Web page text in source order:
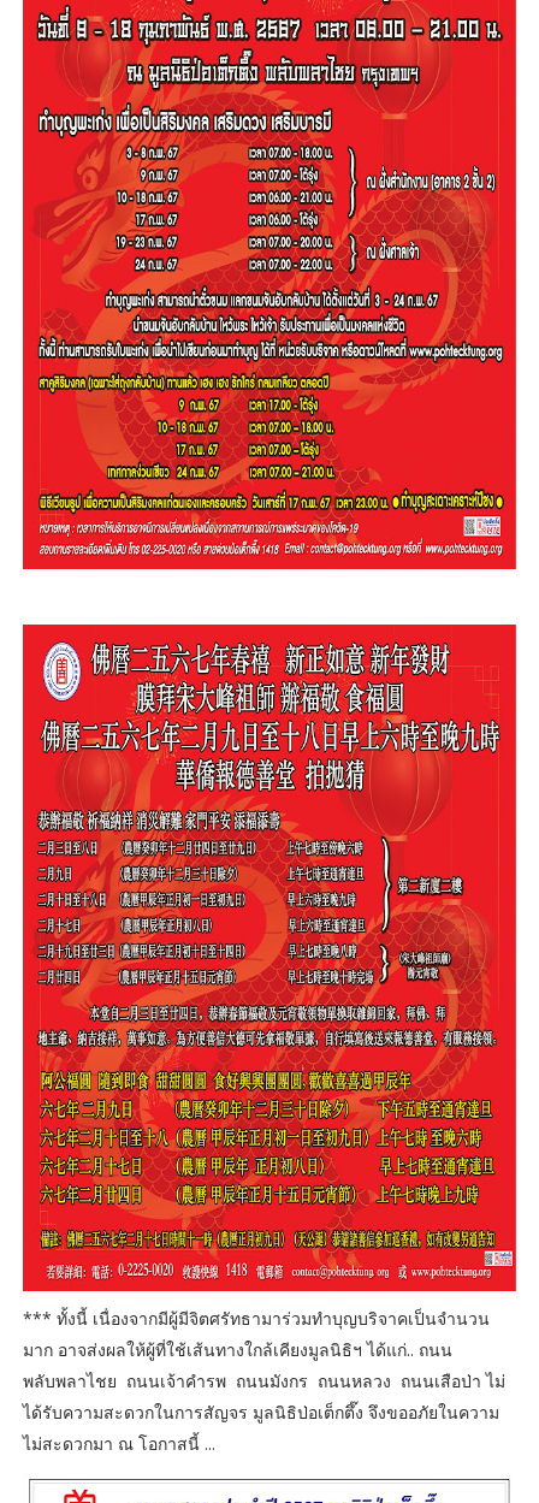
*** ทั้งนี้ เนื่องจากมีผู้มีจิตศรัทธามาร่วมทำบุญบริจาคเป็นจำนวน
มาก อาจส่งผลให้ผู้ที่ใช้เส้นทางใกล้เคียงมูลนิธิฯ ได้แก่.. ถนน
พลับพลาไชย ถนนเจ้าคำรพ ถนนมังกร ถนนหลวง ถนนเสือป่า ไม่
ได้รับความสะดวกในการสัญจร มูลนิธิป่อเต็กตึ๊ง จึงขออภัยในความ
ไม่สะดวกมา ณ โอกาสนี้ ...